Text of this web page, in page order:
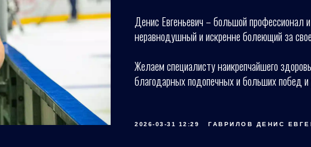
Денис Евгеньевич – большой профессионал
неравнодушный и искренне болеющий за
Желаем специалисту наикрепчайшего
благодарных подопечных и больших побед и
2026-03-31 12:29 ГАВРИЛОВ ДЕНИС